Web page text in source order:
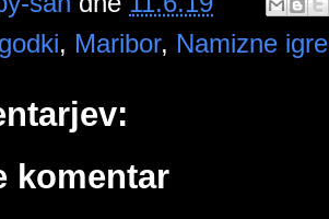
, Maribor, Namizne igre
komentar